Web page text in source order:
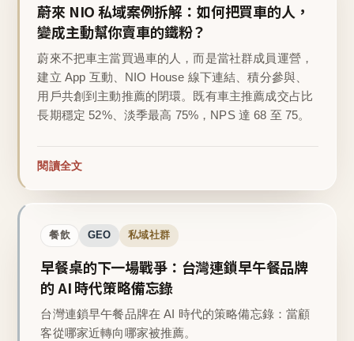
蔚來 NIO 私域案例拆解：如何把買車的人，
變成主動幫你賣車的鐵粉？
蔚來不把車主當買過車的人，而是當社群成員運營，
建立 App 互動、NIO House 線下連結、積分參與、
用戶共創到主動推薦的閉環。既有車主推薦成交占比
長期穩定 52%、淡季最高 75%，NPS 達 68 至 75。
閱讀全文
餐飲 GEO 私域社群
早餐桌的下一場戰爭：台灣連鎖早午餐品牌
的 AI 時代策略備忘錄
台灣連鎖早午餐品牌在 AI 時代的策略備忘錄：當顧
客從哪家近轉向哪家被推薦。